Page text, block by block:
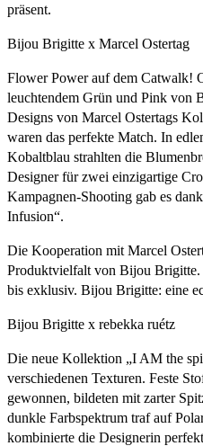
präsent.
Bijou Brigitte x Marcel Ostertag
Flower Power auf dem Catwalk!
leuchtendem Grün und Pink von
Designs von Marcel Ostertags
waren das perfekte Match. In
Kobaltblau strahlten die
Designer für zwei einzigartige
Kampagnen-Shooting gab es
Infusion“.
Die Kooperation mit Marcel
Produktvielfalt von Bijou Brigitte.
bis exklusiv. Bijou Brigitte: eine
Bijou Brigitte x rebekka ruétz
Die neue Kollektion „I AM the
verschiedenen Texturen. Feste
gewonnen, bildeten mit zarter
dunkle Farbspektrum traf auf
kombinierte die Designerin